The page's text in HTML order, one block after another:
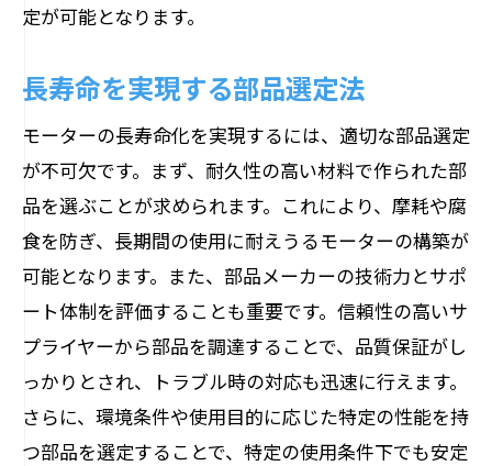
定が可能となります。
長寿命を実現する部品選定法
モーターの長寿命化を実現するには、適切な部品選定
が不可欠です。まず、耐久性の高い材料で作られた部
品を選ぶことが求められます。これにより、摩耗や腐
食を防ぎ、長期間の使用に耐えうるモーターの構築が
可能となります。また、部品メーカーの技術力とサポ
ート体制を評価することも重要です。信頼性の高いサ
プライヤーから部品を調達することで、品質保証がし
っかりとされ、トラブル時の対応も迅速に行えます。
さらに、環境条件や使用目的に応じた特定の性能を持
つ部品を選定することで、特定の使用条件下でも安定